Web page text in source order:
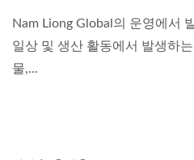
Nam Liong Global의 운영에서
일상 및 생산 활동에서 발생하
물,...